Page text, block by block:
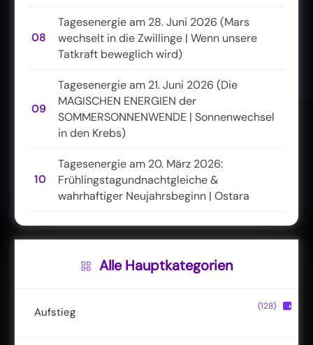
08
Tagesenergie am 28. Juni 2026 (Mars
wechselt in die Zwillinge | Wenn unsere
Tatkraft beweglich wird)
09
Tagesenergie am 21. Juni 2026 (Die
MAGISCHEN ENERGIEN der
SOMMERSONNENWENDE | Sonnenwechsel
in den Krebs)
10
Tagesenergie am 20. März 2026:
Frühlingstagundnachtgleiche &
wahrhaftiger Neujahrsbeginn | Ostara
Alle Hauptkategorien
Aufstieg (128) ▶